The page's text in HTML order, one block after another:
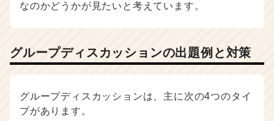
なのかどうかが見たいと考えています。
グループディスカッションの出題例と対策
グループディスカッションは、主に次の4つのタイ
プがあります。